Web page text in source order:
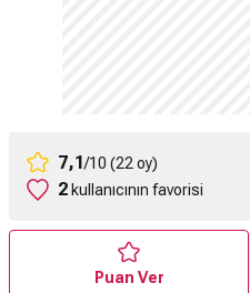
7,1/10 (22 oy)
2 kullanıcının favorisi
Puan Ver